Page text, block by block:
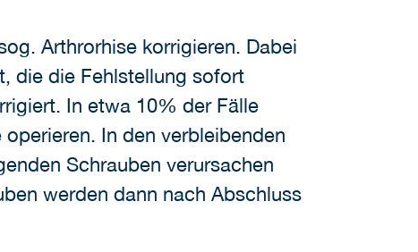
Arthrorhise korrigieren. Dabei
die die Fehlstellung sofort
In etwa 10% der Fälle
In den verbleibenden
Schrauben verursachen
werden dann nach Abschluss